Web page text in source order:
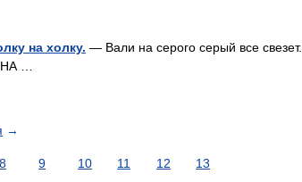
на холку. — Вали на серого серый все свезет.
…
→
8 9 10 11 12 13